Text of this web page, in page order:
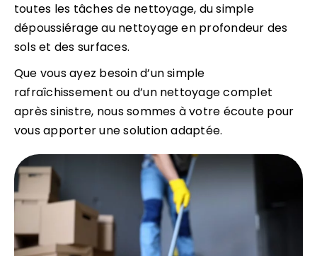
toutes les tâches de nettoyage, du simple
dépoussiérage au nettoyage en profondeur des
sols et des surfaces.
Que vous ayez besoin d’un simple
rafraîchissement ou d’un nettoyage complet
après sinistre, nous sommes à votre écoute pour
vous apporter une solution adaptée.